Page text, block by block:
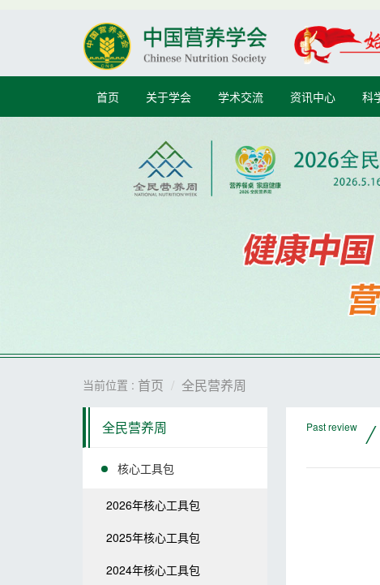
首页 关于学会 学术交流 资讯中心 科
当前位置 : 首页 全民营养周
全民营养周
核心工具包
2026年核心工具包
2025年核心工具包
2024年核心工具包
Past review /